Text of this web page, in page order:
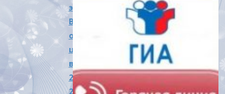
этапа
Всероссийской
олимпиады
школьников
в
2019-
2020